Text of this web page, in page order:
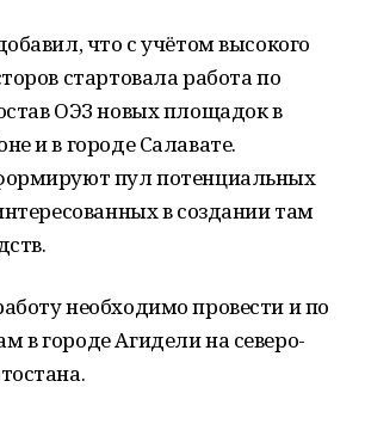
что с учётом высокого
стартовала работа по
ОЭЗ новых площадок в
и в городе Салавате.
пул потенциальных
в создании там
необходимо провести и по
в городе Агидели на северо-